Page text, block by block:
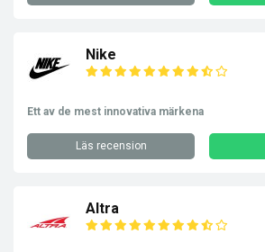
Nike
Ett av de mest innovativa märkena
Läs recension
Altra